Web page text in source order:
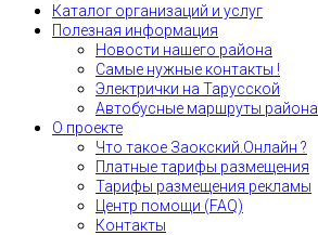
Каталог организаций и услуг
Полезная информация
Новости нашего района
Самые нужные контакты !
Электрички на Тарусской
Автобусные маршруты района
О проекте
Что такое Заокский.Онлайн ?
Платные тарифы размещения
Тарифы размещения рекламы
Центр помощи (FAQ)
Контакты